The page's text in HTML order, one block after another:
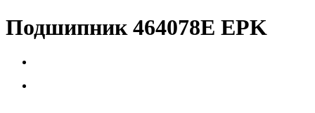
Подшипник 464078E EPK